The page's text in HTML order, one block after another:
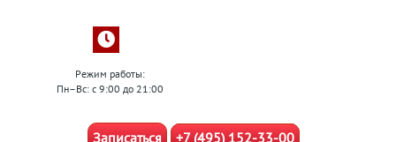
Режим работы:
Пн–Вс: с 9:00 до 21:00
Записаться +7 (495) 152-33-00